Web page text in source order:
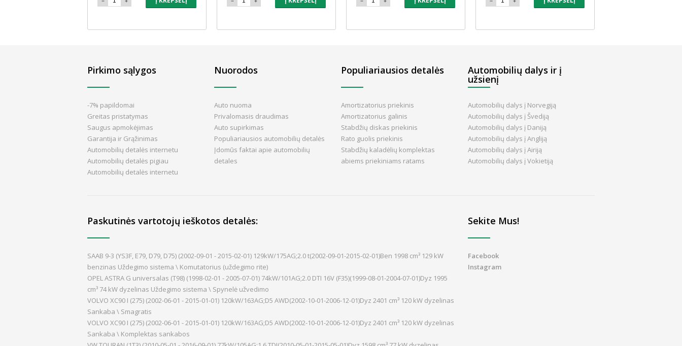
Pirkimo sąlygos
-7% papildomai
Greitas pristatymas
Saugus apmokėjimas
Garantija ir Grąžinimas
Automobilių detalės internetu
Automobilių detalės pigiau
Automobilių detalės internetu
Nuorodos
Auto nuoma
Privalomasis draudimas
Auto supirkimas
Populiariausios automobilių detalės
Įdomūs faktai apie automobilių
detales
Populiariausios detalės
Amortizatorius priekinis
Amortizatorius galinis
Stabdžių diskas priekinis
Rato guolis priekinis
Stabdžių kaladėlių komplektas
abiems priekiniams ratams
Automobilių dalys ir į
užsienį
Automobilių dalys į Norvegiją
Automobilių dalys į Švediją
Automobilių dalys į Daniją
Automobilių dalys į Angliją
Automobilių dalys į Airiją
Automobilių dalys į Vokietiją
Paskutinės vartotojų ieškotos detalės:
SAAB 9-3 (YS3F, E79, D79, D75) (2002-09-01 - 2015-02-01) 129kW/175AG;2.0 t(2002-09-01-2015-02-01)Ben 1998 cm³ 129 kW
benzinas Uždegimo sistema \ Komutatorius (uždegimo rite)
OPEL ASTRA G universalas (T98) (1998-02-01 - 2005-07-01) 74kW/101AG;2.0 DTI 16V (F35)(1999-08-01-2004-07-01)Dyz 1995
cm³ 74 kW dyzelinas Uždegimo sistema \ Spynelė užvedimo
VOLVO XC90 I (275) (2002-06-01 - 2015-01-01) 120kW/163AG;D5 AWD(2002-10-01-2006-12-01)Dyz 2401 cm³ 120 kW dyzelinas
Sankaba \ Smagratis
VOLVO XC90 I (275) (2002-06-01 - 2015-01-01) 120kW/163AG;D5 AWD(2002-10-01-2006-12-01)Dyz 2401 cm³ 120 kW dyzelinas
Sankaba \ Komplektas sankabos
Sekite Mus!
Facebook
Instagram